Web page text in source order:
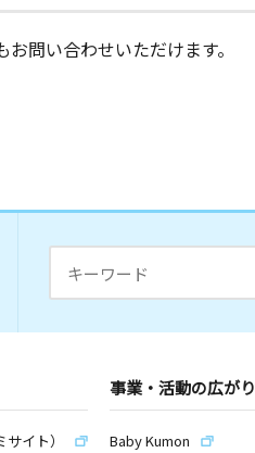
問い合わせいただけます。
イト）
事業・活動の広がり
Baby Kumon